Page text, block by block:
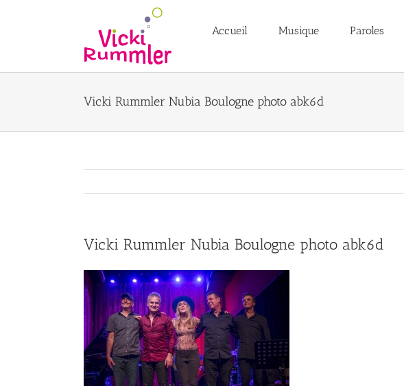
Accueil Musique Paroles
Vicki Rummler Nubia Boulogne photo abk6d
Vicki Rummler Nubia Boulogne photo abk6d